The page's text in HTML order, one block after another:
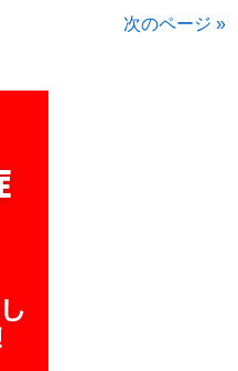
次のページ »